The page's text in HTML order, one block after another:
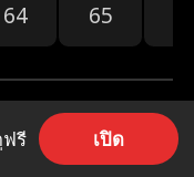
64 65
แชร์
รี เปิด